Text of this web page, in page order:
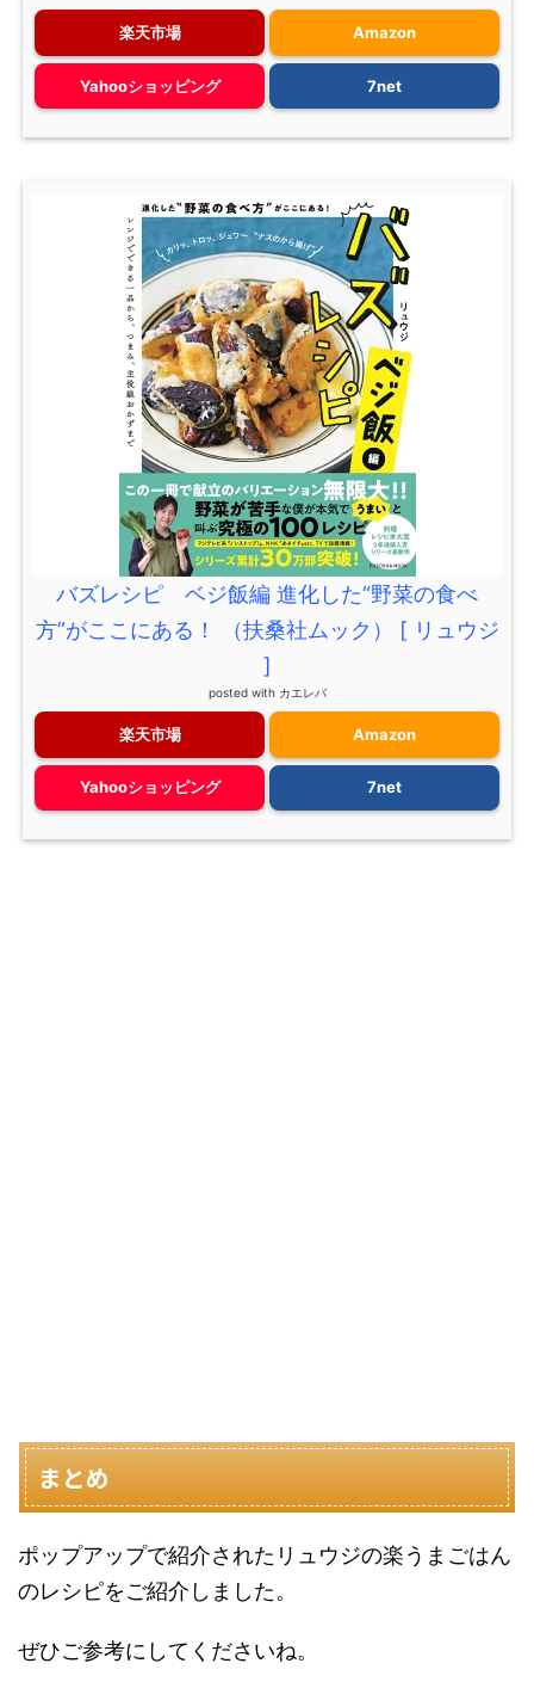
楽天市場 Amazon
Yahooショッピング 7net
バズレシピ ベジ飯編 進化した“野菜の食べ
方”がここにある！ （扶桑社ムック） [ リュウジ
]
posted with カエレバ
楽天市場 Amazon
Yahooショッピング 7net
まとめ
ポップアップで紹介されたリュウジの楽うまごはん
のレシピをご紹介しました。
ぜひご参考にしてくださいね。